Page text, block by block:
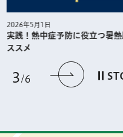
前のスライドを表示
3 6 次
1日
中症予防に役⽴つ暑熱順化の